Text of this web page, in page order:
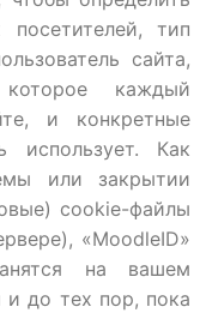
тип
сайта,
которое каждый
и конкретные
использует. Как
или закрытии
cookie-файлы
«MoodleID»
на вашем
и до тех пор, пока